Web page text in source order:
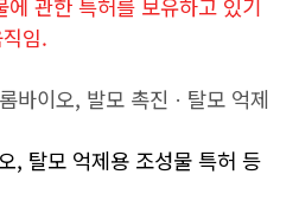
관한 특허를 보유하고 있기
임.
바이오, 발모 촉진ㆍ탈모 억제
, 탈모 억제용 조성물 특허 등